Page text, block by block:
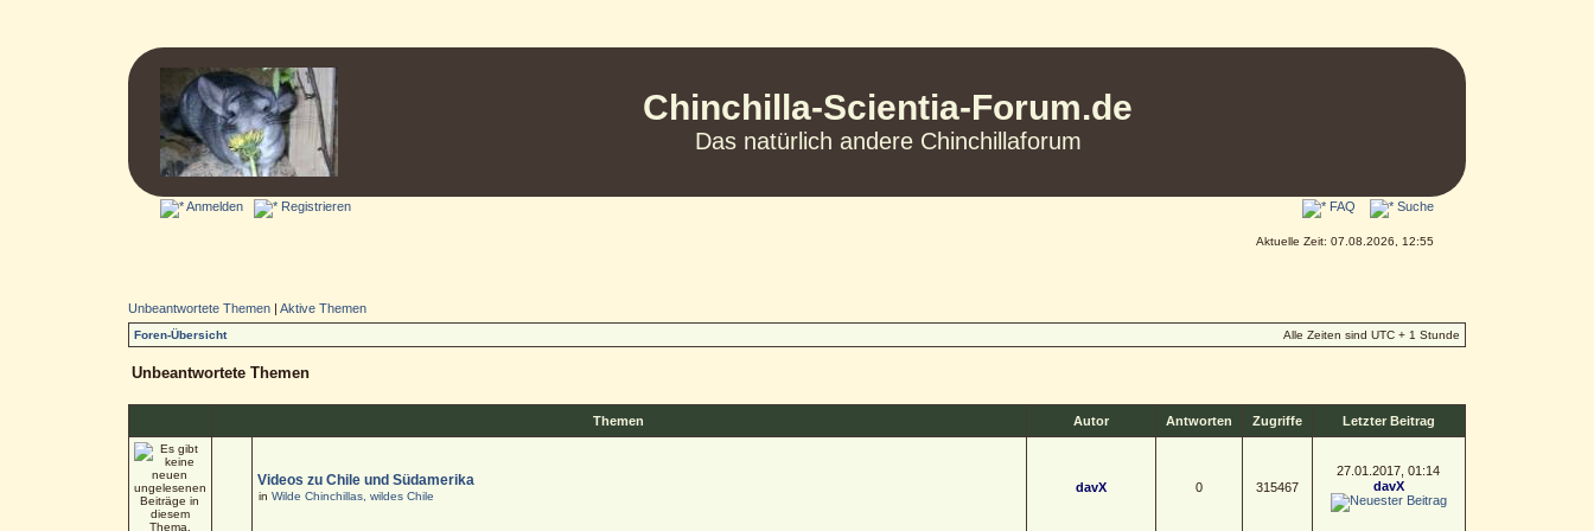
Chinchilla-Scientia-Forum.de
Das natürlich andere Chinchillaforum
Anmelden Registrieren FAQ Suche
Aktuelle Zeit: 07.08.2026, 12:55
Unbeantwortete Themen| Aktive Themen
Foren-Übersicht Alle Zeiten sind UTC + 1 Stunde
Unbeantwortete Themen
Themen Autor Antworten Zugriffe Letzter Beitrag
Videos zu Chile und Südamerika
in Wilde Chinchillas, wildes Chile
davX 0 315467
27.01.2017, 01:14
davX